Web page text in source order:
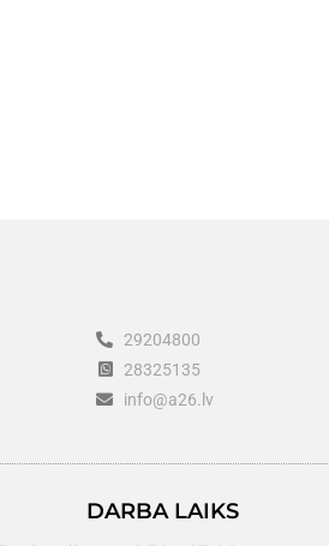
29204800
28325135
info@a26.lv
DARBA LAIKS